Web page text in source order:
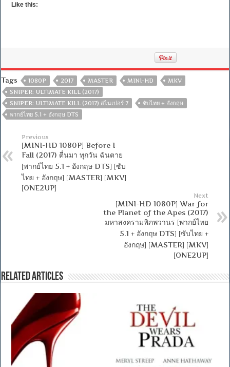
Like this:
Tags 1080P 2017 MASTER MINI-HD
MKV
SNIPER: ULTIMATE KILL (2017)
SNIPER: ULTIMATE KILL (2017) สไนเปอร์ 7
ซับไทย + อังกฤษ
พากย์ไทย 5.1 + อังกฤษ DTS
Previous
[MINI-HD 1080P] Before I
Fall (2017) ตื่นมา ทุกวัน ฉันตาย
[พากย์ไทย 5.1 + อังกฤษ DTS] [ซับ
ไทย + อังกฤษ] [MASTER] [MKV]
[ONE2UP]
Next
[MINI-HD 1080P] War for
the Planet of the Apes (2017)
มหาสงครามพิภพวานร [พากย์ไทย
5.1 + อังกฤษ DTS] [ซับไทย +
อังกฤษ] [MASTER] [MKV]
[ONE2UP]
Related Articles